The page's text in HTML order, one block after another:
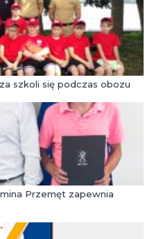
szkoli się podczas obozu
Przemęt zapewnia